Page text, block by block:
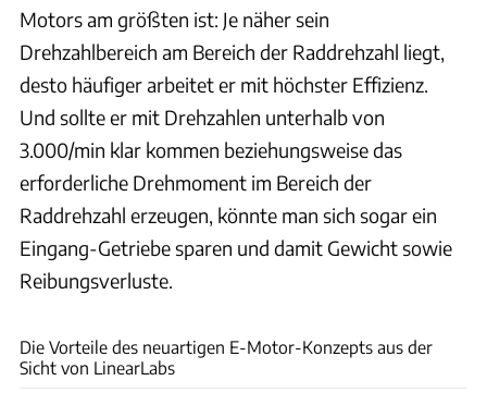
Motors am größten ist: Je näher sein
Drehzahlbereich am Bereich der Raddrehzahl liegt,
desto häufiger arbeitet er mit höchster Effizienz.
Und sollte er mit Drehzahlen unterhalb von
3.000/min klar kommen beziehungsweise das
erforderliche Drehmoment im Bereich der
Raddrehzahl erzeugen, könnte man sich sogar ein
Eingang-Getriebe sparen und damit Gewicht sowie
Reibungsverluste.
Die Vorteile des neuartigen E-Motor-Konzepts aus der
Sicht von LinearLabs